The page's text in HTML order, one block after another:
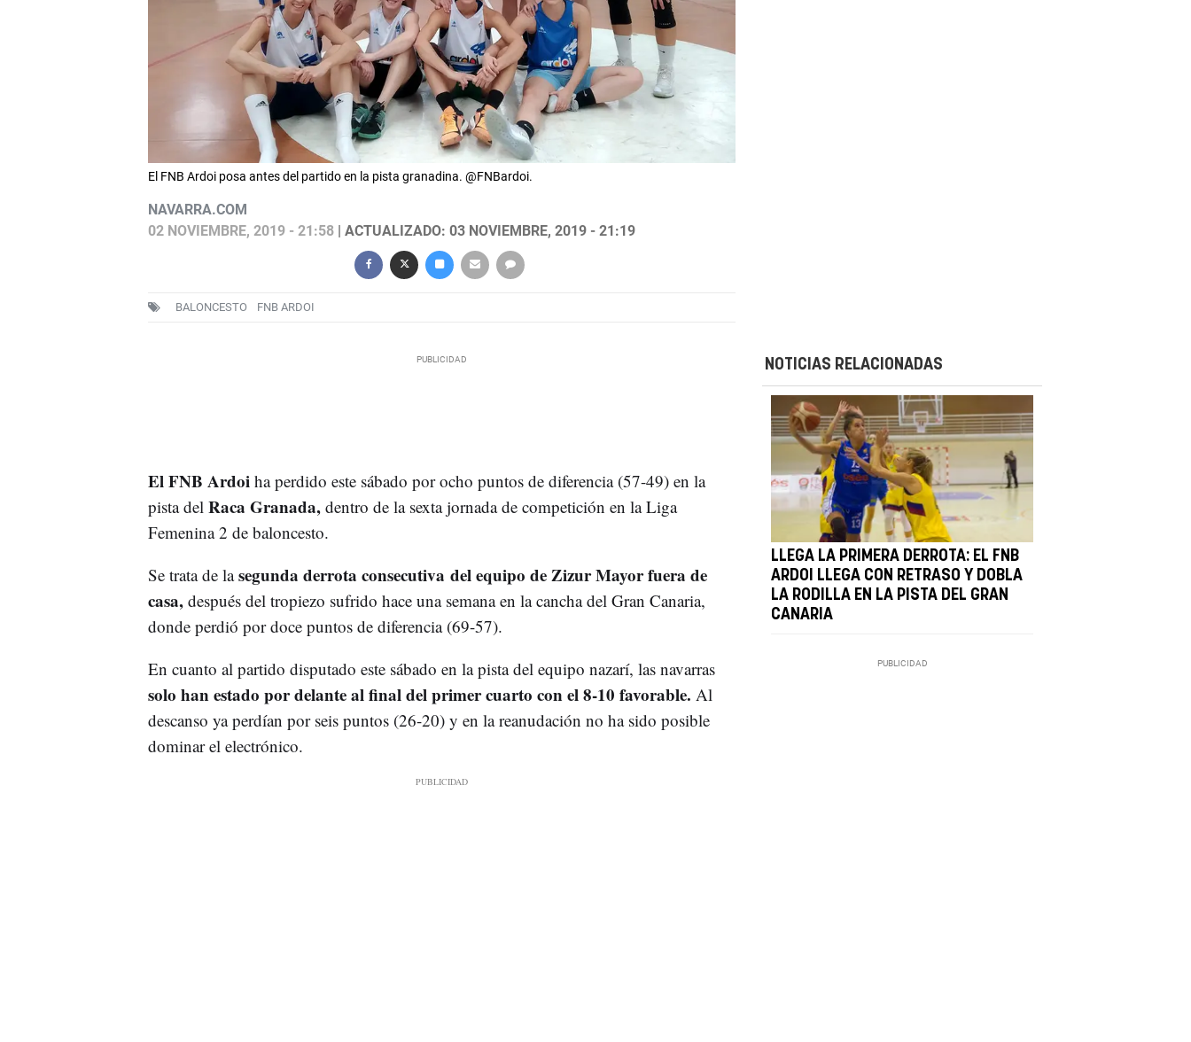
El FNB Ardoi posa antes del partido en la pista granadina. @FNBardoi.
NAVARRA.COM
02 NOVIEMBRE, 2019 - 21:58| ACTUALIZADO: 03 NOVIEMBRE, 2019 - 21:19
BALONCESTO FNB ARDOI
El FNB Ardoi ha perdido este sábado por ocho puntos de diferencia (57-49) en la
pista delRaca Granada,dentro de la sexta jornada de competición en la Liga
Femenina 2 de baloncesto.
Se trata de lasegunda derrota consecutiva del equipo de Zizur Mayor fuera de
casa, después del tropiezo sufrido hace una semana en la cancha del Gran Canaria,
donde perdió por doce puntos de diferencia (69-57).
En cuanto al partido disputado este sábado en la pista del equipo nazarí, las navarras
solo han estado por delante al final del primer cuarto con el 8-10 favorable. Al
descanso ya perdían por seis puntos (26-20) y en la reanudación no ha sido posible
dominar el electrónico.
NOTICIAS RELACIONADAS
LLEGA LA PRIMERA DERROTA: EL FNB
ARDOI LLEGA CON RETRASO Y DOBLA
LA RODILLA EN LA PISTA DEL GRAN
CANARIA